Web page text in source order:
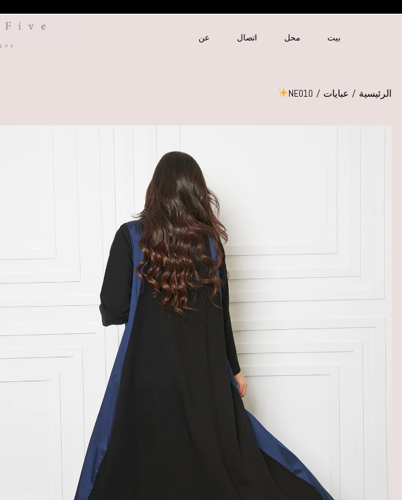
بيت محل اتصال عن
الرئيسية / عبايات /
NE010